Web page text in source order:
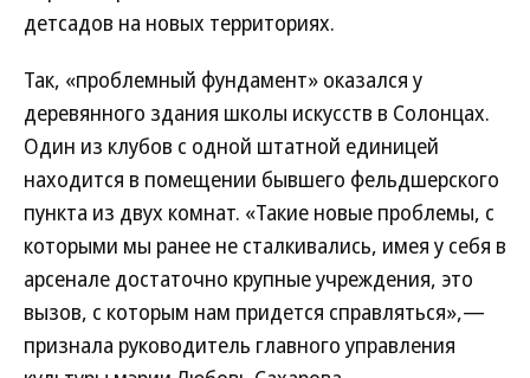
детсадов на новых территориях.
Так, «проблемный фундамент» оказался у
деревянного здания школы искусств в Солонцах.
Один из клубов с одной штатной единицей
находится в помещении бывшего фельдшерского
пункта из двух комнат. «Такие новые проблемы, с
которыми мы ранее не сталкивались, имея у себя в
арсенале достаточно крупные учреждения, это
вызов, с которым нам придется справляться»,—
признала руководитель главного управления